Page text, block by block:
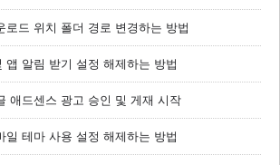
로드 위치 폴더 경로 변경하는 방법
앱 알림 받기 설정 해제하는 방법
애드센스 광고 승인 및 게재 시작
일 테마 사용 설정 해제하는 방법